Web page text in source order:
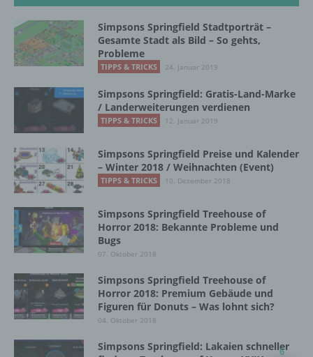
Simpsons Springfield Stadtporträt –
Gesamte Stadt als Bild – So gehts,
Probleme
TIPPS & TRICKS 24. Januar 2019
Simpsons Springfield: Gratis-Land-Marke
/ Landerweiterungen verdienen
TIPPS & TRICKS 12. Januar 2019
Simpsons Springfield Preise und Kalender
– Winter 2018 / Weihnachten (Event)
TIPPS & TRICKS 10. Dezember 2018
Simpsons Springfield Treehouse of
Horror 2018: Bekannte Probleme und
Bugs
07. Oktober 2018
Simpsons Springfield Treehouse of
Horror 2018: Premium Gebäude und
Figuren für Donuts – Was lohnt sich?
04. Oktober 2018
Simpsons Springfield: Lakaien schneller
6
Name und Anschrift des für die Verarbeitung
Verantwortlichen
Verantwortlicher im Sinne der Datenschutz-
Grundverordnung, sonstiger in den Mitgliedstaaten
der Europäischen Union geltenden
Datenschutzgesetze und anderer Bestimmungen
mit datenschutzrechtlichem Charakter ist die:
InnoMobile GmbH
Schlehenweg 20
18069 Lambrechtshagen
DE
Cookies / SessionStorage / LocalStorage
Die Internetseiten verwenden teilweise so